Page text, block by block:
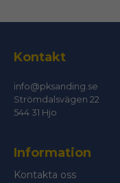
Ja, ni får
Kontakt
info@pksanding.se
Strömdalsvägen 22
544 31 Hjo
Information
Kontakta oss